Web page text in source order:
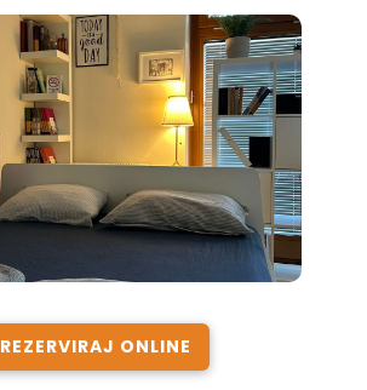
REZERVIRAJ ONLINE